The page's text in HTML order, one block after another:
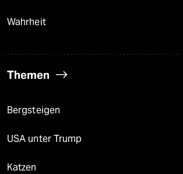
Wahrheit
Themen
Bergsteigen
USA unter Trump
Katzen